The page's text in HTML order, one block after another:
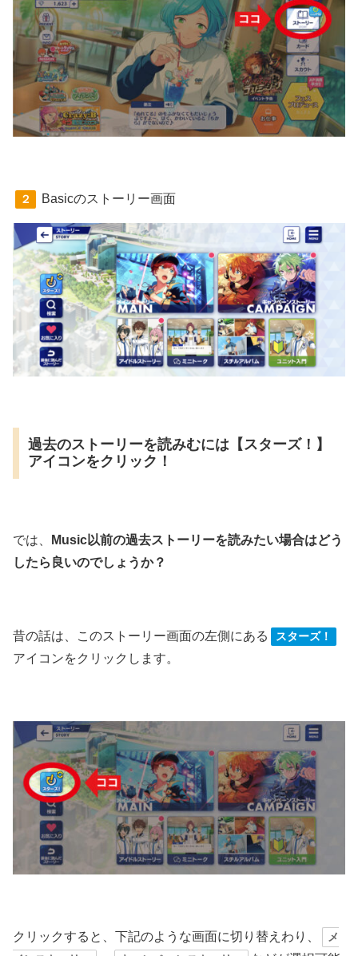
２ Basicのストーリー画面
過去のストーリーを読みむには【スターズ！】
アイコンをクリック！
では、
Music以前の過去ストーリーを読みたい場合はどう
したら良いのでしょうか？
昔の話は、このストーリー画面の左側にある スターズ！
アイコンをクリックします。
クリックすると、下記のような画面に切り替えわり、
メ